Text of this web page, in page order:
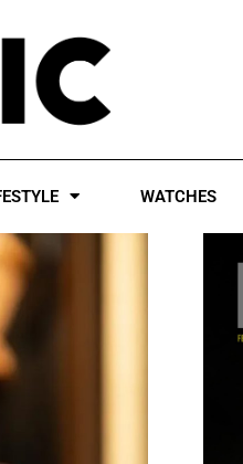
WATCHES